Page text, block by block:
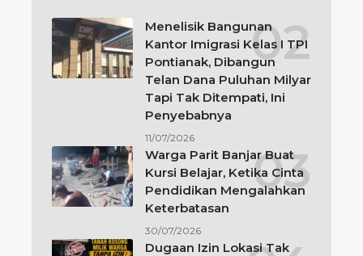
Menelisik Bangunan
Kantor Imigrasi Kelas I TPI
Pontianak, Dibangun
Telan Dana Puluhan Milyar
Tapi Tak Ditempati, Ini
Penyebabnya
11/07/2026
Warga Parit Banjar Buat
Kursi Belajar, Ketika Cinta
Pendidikan Mengalahkan
Keterbatasan
30/07/2026
Dugaan Izin Lokasi Tak